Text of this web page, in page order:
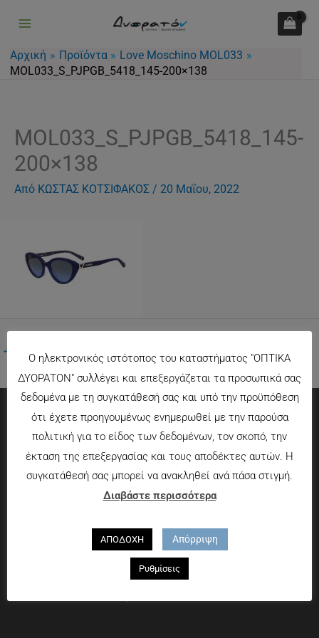
περιεχόμενο
Αρχική Προϊόντα
Love Moschino MOL033
MOL033_S_PJPGB_5418_145-200×138
MOL033_S_PJPGB_5418_145-
200×138
Από ΚΩΣΤΑΣ ΚΟΤΣΙΦΑΚΟΣ / 20 Μαΐου, 2022
←
Πληροφορίες
Τρόποι πληρωμής
Τρόποι αποστολής
Πολιτική επιστροφών
Που θα μας βρείτε
Χαροκόπου 13-15, Αθήνα 176 72
Ο ηλεκτρονικός ιστότοπος του καταστήματος "ΟΠΤΙΚΑ
ΔΥΟΡΑΤΟΝ" συλλέγει και επεξεργάζεται τα προσωπικά σας
δεδομένα με τη συγκατάθεσή σας και υπό την προϋπόθεση
ότι έχετε προηγουμένως ενημερωθεί με την παρούσα
πολιτική για το είδος των δεδομένων, τον σκοπό, την
έκταση της επεξεργασίας και τους αποδέκτες αυτών. Η
συγκατάθεσή σας μπορεί να ανακληθεί ανά πάσα στιγμή.
Διαβάστε περισσότερα
ΑΠΟΔΟΧΗ Απόρριψη
Ρυθμίσεις